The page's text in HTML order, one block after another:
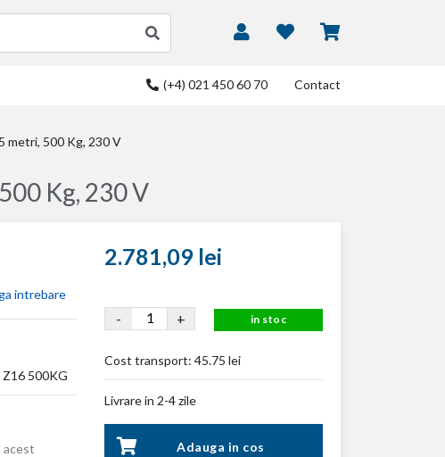
(+4) 021 450 60 70 Contact
metri, 500 Kg, 230 V
Kg, 230 V
intrebare
500KG
acest
2.781,09 lei
- + in stoc
Cost transport: 45.75 lei
Livrare in 2-4 zile
Adauga in cos